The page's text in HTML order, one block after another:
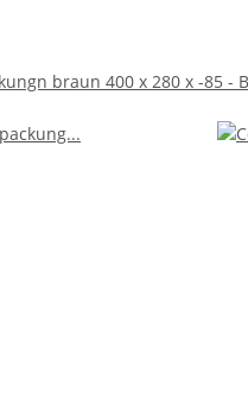
braun 400 x 280 x -85 -